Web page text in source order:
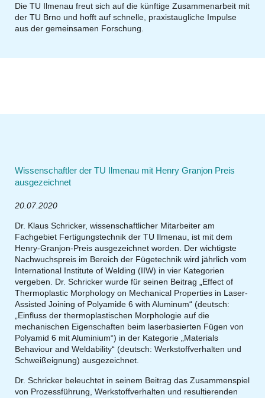
Die TU Ilmenau freut sich auf die künftige Zusammenarbeit mit
der TU Brno und hofft auf schnelle, praxistaugliche Impulse
aus der gemeinsamen Forschung.
Wissenschaftler der TU Ilmenau mit Henry Granjon Preis
ausgezeichnet
20.07.2020
Dr. Klaus Schricker, wissenschaftlicher Mitarbeiter am
Fachgebiet Fertigungstechnik der TU Ilmenau, ist mit dem
Henry-Granjon-Preis ausgezeichnet worden. Der wichtigste
Nachwuchspreis im Bereich der Fügetechnik wird jährlich vom
International Institute of Welding (IIW) in vier Kategorien
vergeben. Dr. Schricker wurde für seinen Beitrag „Effect of
Thermoplastic Morphology on Mechanical Properties in Laser-
Assisted Joining of Polyamide 6 with Aluminum“ (deutsch:
„Einfluss der thermoplastischen Morphologie auf die
mechanischen Eigenschaften beim laserbasierten Fügen von
Polyamid 6 mit Aluminium“) in der Kategorie „Materials
Behaviour and Weldability“ (deutsch: Werkstoffverhalten und
Schweißeignung) ausgezeichnet.
Dr. Schricker beleuchtet in seinem Beitrag das Zusammenspiel
von Prozessführung, Werkstoffverhalten und resultierenden